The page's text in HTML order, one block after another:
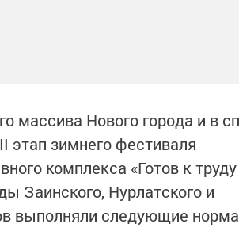
массива Нового города и в
этап зимнего фестиваля
комплекса «Готов к
Заинского, Нурлатского и
выполняли следующие